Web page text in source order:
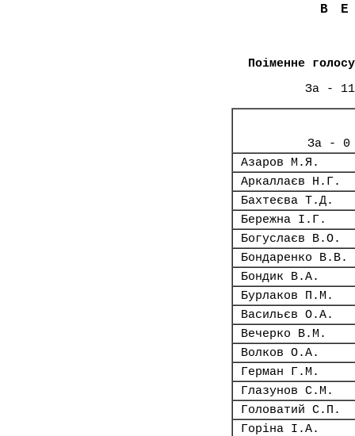
Поіменне
За - 11
За - 0
Азаров М.Я.
Аркаллаєв Н.Г.
Бахтеєва Т.Д.
Бережна І.Г.
Богуслаєв В.О.
Бондаренко В.В.
Бондик В.А.
Бурлаков П.М.
Васильєв О.А.
Вечерко В.М.
Волков О.А.
Герман Г.М.
Глазунов С.М.
Головатий С.П.
Горіна І.А.